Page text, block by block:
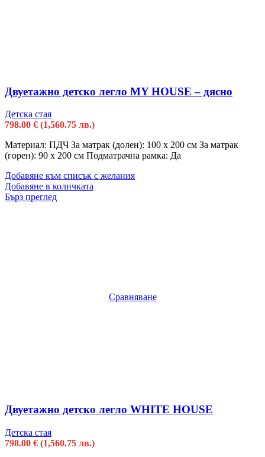
Двуетажно детско легло MY HOUSE – дясно
Детска стая
798.00 € (1,560.75 лв.)
Материал: ПДЧ За матрак (долен): 100 х 200 см За матрак
(горен): 90 х 200 см Подматрачна рамка: Да
Добавяне към списък с желания
Добавяне в количката
Бърз преглед
Сравняване
Двуетажно детско легло WHITE HOUSE
Детска стая
798.00 € (1,560.75 лв.)